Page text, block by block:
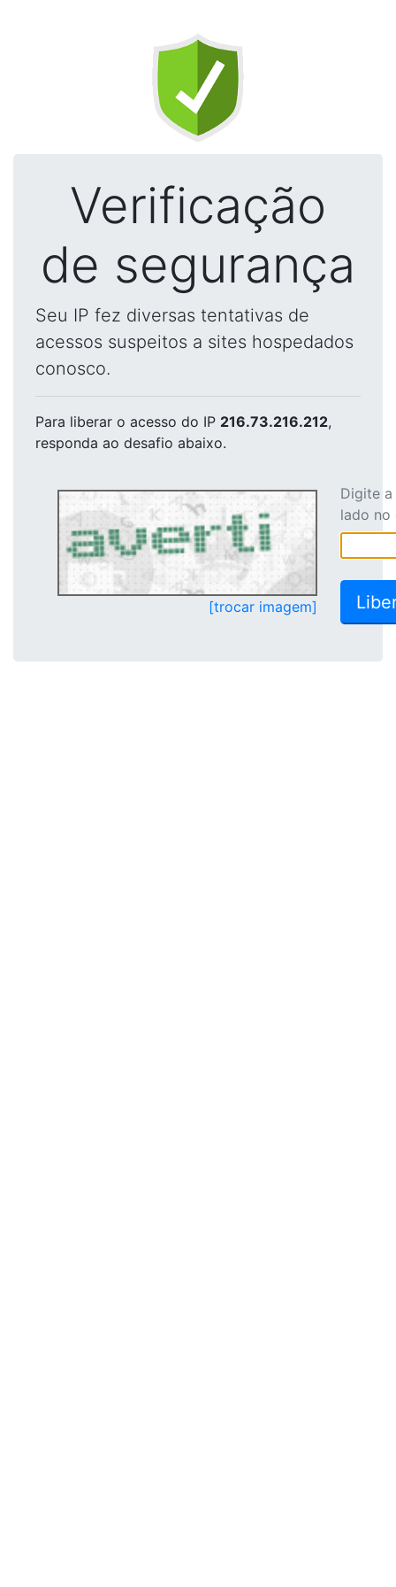
Verificação
de segurança
Seu IP fez diversas tentativas de
acessos suspeitos a sites hospedados
conosco.
Para liberar o acesso do IP 216.73.216.212,
responda ao desafio abaixo.
[trocar imagem]
Digite
lado no